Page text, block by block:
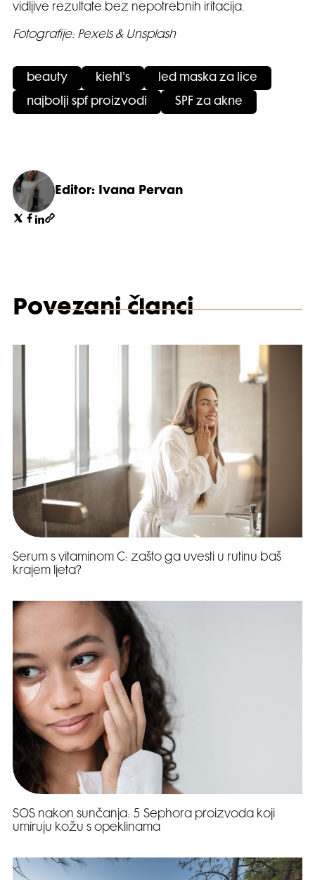
vidljive rezultate bez nepotrebnih iritacija.
Fotografije: Pexels & Unsplash
beauty kiehl's led maska za lice
najbolji spf proizvodi SPF za akne
Editor: Ivana Pervan
Povezani članci
Serum s vitaminom C: zašto ga uvesti u rutinu baš
krajem ljeta?
SOS nakon sunčanja: 5 Sephora proizvoda koji
umiruju kožu s opeklinama